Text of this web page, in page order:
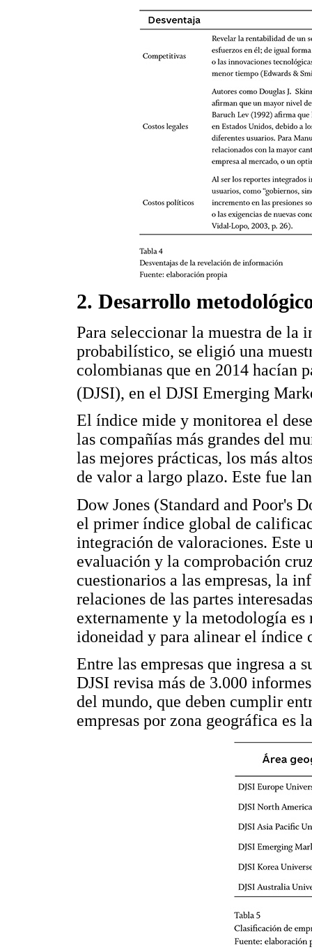
2. Desarrollo
Para seleccionar la muestra de la
probabilístico, se eligió una
colombianas que en 2014 hacían
(DJSI), en el DJSI Emerging
El índice mide y monitorea el
las compañías más grandes del
las mejores prácticas, los más
de valor a largo plazo. Este fue
Dow Jones (Standard and Poor's
el primer índice global de
integración de valoraciones. Este
evaluación y la comprobación
cuestionarios a las empresas, la
relaciones de las partes
externamente y la metodología es
idoneidad y para alinear el índice
Entre las empresas que ingresa a
DJSI revisa más de 3.000
del mundo, que deben cumplir
empresas por zona geográfica es